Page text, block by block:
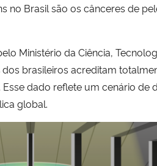
Brasil são os cânceres de
Ministério da Ciência,
brasileiros acreditam
dado reflete um cenário
global.